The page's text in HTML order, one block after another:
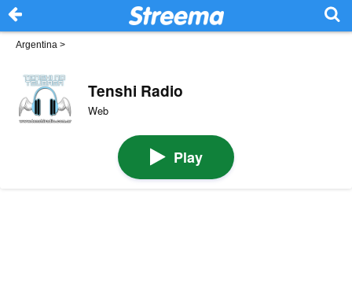
Argentina >
Tenshi Radio
Web
Play